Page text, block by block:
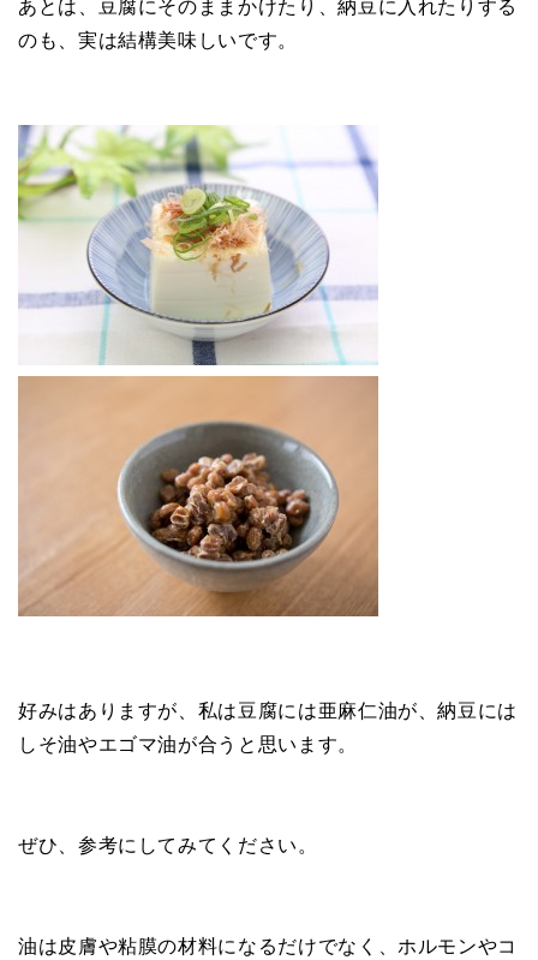
あとは、豆腐にそのままかけたり、納豆に入れたりする
のも、実は結構美味しいです。
好みはありますが、私は豆腐には亜麻仁油が、納豆には
しそ油やエゴマ油が合うと思います。
ぜひ、参考にしてみてください。
油は皮膚や粘膜の材料になるだけでなく、ホルモンやコ